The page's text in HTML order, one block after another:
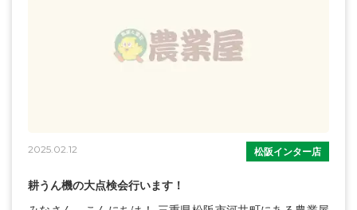
2025.02.12 松阪インター店
耕うん機の大点検会行います！